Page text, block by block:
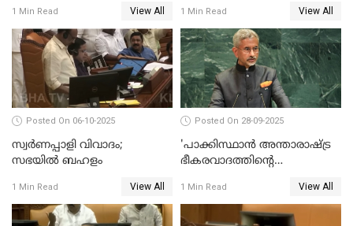
അടിച്ചുമാറ്റാനാണെന്ന്
സംശയമുണ്ട്'; വി ഡി
സതീശൻ
1 Min Read View All
ടി.കെ.രാജഗോപാല്‍
1 Min Read View All
Posted On 06-10-2025
സ്വർണപ്പാളി വിവാദം;
സഭയിൽ ബഹളം
1 Min Read View All
Posted On 28-09-2025
'പാക്കിസ്ഥാന്‍ അന്താരാഷ്ട്ര
ഭീകരവാദത്തിന്റെ
ജയശങ്കര്‍
1 Min Read View All